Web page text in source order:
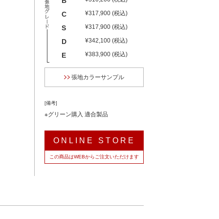
C ¥317,900 (税込)
S ¥317,900 (税込)
D ¥342,100 (税込)
E ¥383,900 (税込)
張地カラーサンプル
[備考]
※グリーン購入 適合製品
ONLINE STORE
この商品はWEBからご注文いただけます